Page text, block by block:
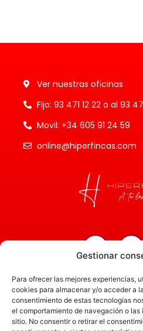
Gestionar
Para ofrecer las mejores experiencias,
cookies para almacenar y/o acceder a
consentimiento de estas tecnologías
el comportamiento de navegación o
sitio. No consentir o retirar el
Ver nuestras oficinas
Fijo: 93 471 12 22 o al 93
Movil: +34 605 91 24 59
online@hiperfincas.com